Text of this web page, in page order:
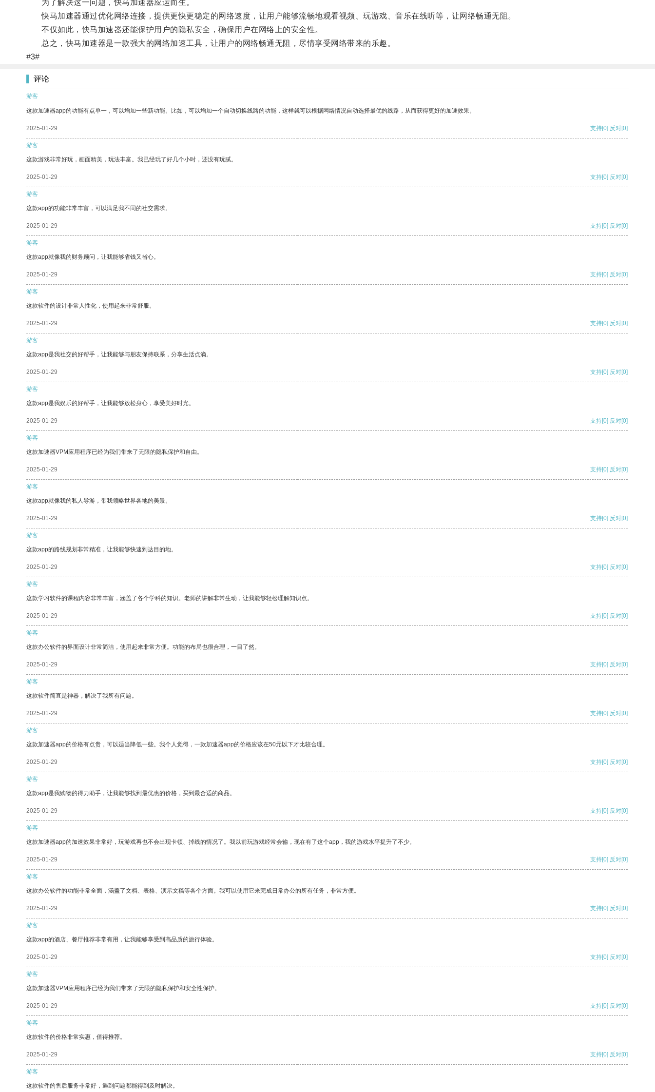
为了解决这一问题，快马加速器应运而生。
快马加速器通过优化网络连接，提供更快更稳定的网络速度，让用户能够流畅地观看视频、玩游戏、音乐在线听等，让网络畅通无阻。
不仅如此，快马加速器还能保护用户的隐私安全，确保用户在网络上的安全性。
总之，快马加速器是一款强大的网络加速工具，让用户的网络畅通无阻，尽情享受网络带来的乐趣。
#3#
评论
游客
这款加速器app的功能有点单一，可以增加一些新功能。比如，可以增加一个自动切换线路的功能，这样就可以根据网络情况自动选择最优的线路，从而获得更好的加速效果。
2025-01-29 支持[0] 反对[0]
游客
这款游戏非常好玩，画面精美，玩法丰富。我已经玩了好几个小时，还没有玩腻。
2025-01-29 支持[0] 反对[0]
游客
这款app的功能非常丰富，可以满足我不同的社交需求。
2025-01-29 支持[0] 反对[0]
游客
这款app就像我的财务顾问，让我能够省钱又省心。
2025-01-29 支持[0] 反对[0]
游客
这款软件的设计非常人性化，使用起来非常舒服。
2025-01-29 支持[0] 反对[0]
游客
这款app是我社交的好帮手，让我能够与朋友保持联系，分享生活点滴。
2025-01-29 支持[0] 反对[0]
游客
这款app是我娱乐的好帮手，让我能够放松身心，享受美好时光。
2025-01-29 支持[0] 反对[0]
游客
这款加速器VPM应用程序已经为我们带来了无限的隐私保护和自由。
2025-01-29 支持[0] 反对[0]
游客
这款app就像我的私人导游，带我领略世界各地的美景。
2025-01-29 支持[0] 反对[0]
游客
这款app的路线规划非常精准，让我能够快速到达目的地。
2025-01-29 支持[0] 反对[0]
游客
这款学习软件的课程内容非常丰富，涵盖了各个学科的知识。老师的讲解非常生动，让我能够轻松理解知识点。
2025-01-29 支持[0] 反对[0]
游客
这款办公软件的界面设计非常简洁，使用起来非常方便。功能的布局也很合理，一目了然。
2025-01-29 支持[0] 反对[0]
游客
这款软件简直是神器，解决了我所有问题。
2025-01-29 支持[0] 反对[0]
游客
这款加速器app的价格有点贵，可以适当降低一些。我个人觉得，一款加速器app的价格应该在50元以下才比较合理。
2025-01-29 支持[0] 反对[0]
游客
这款app是我购物的得力助手，让我能够找到最优惠的价格，买到最合适的商品。
2025-01-29 支持[0] 反对[0]
游客
这款加速器app的加速效果非常好，玩游戏再也不会出现卡顿、掉线的情况了。我以前玩游戏经常会输，现在有了这个app，我的游戏水平提升了不少。
2025-01-29 支持[0] 反对[0]
游客
这款办公软件的功能非常全面，涵盖了文档、表格、演示文稿等各个方面。我可以使用它来完成日常办公的所有任务，非常方便。
2025-01-29 支持[0] 反对[0]
游客
这款app的酒店、餐厅推荐非常有用，让我能够享受到高品质的旅行体验。
2025-01-29 支持[0] 反对[0]
游客
这款加速器VPM应用程序已经为我们带来了无限的隐私保护和安全性保护。
2025-01-29 支持[0] 反对[0]
游客
这款软件的价格非常实惠，值得推荐。
2025-01-29 支持[0] 反对[0]
游客
这款软件的售后服务非常好，遇到问题都能得到及时解决。